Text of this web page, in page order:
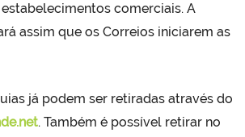
comerciais. A
assim que os Correios iniciarem as
já podem ser retiradas através do
. Também é possível retirar no